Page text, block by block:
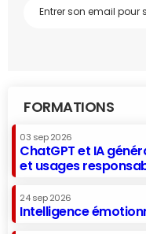
FORMATIONS
03 sep 2026
ChatGPT et IA
et usages
24 sep 2026
Intelligence